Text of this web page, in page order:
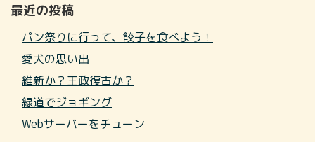
最近の投稿
パン祭りに行って、餃子を食べよう！
愛犬の思い出
維新か？王政復古か？
緑道でジョギング
Webサーバーをチューン